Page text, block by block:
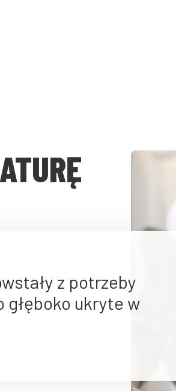
z potrzeby
głęboko ukryte w